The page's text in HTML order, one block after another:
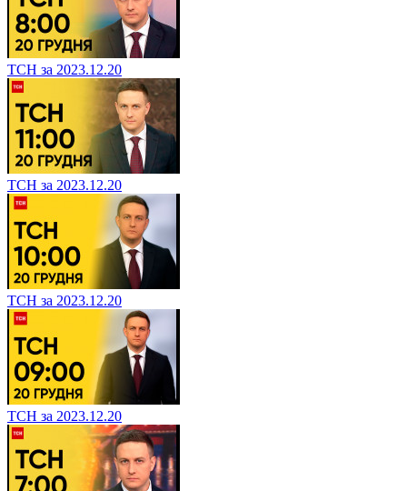
ТСН за 2023.12.20
ТСН за 2023.12.20
ТСН за 2023.12.20
ТСН за 2023.12.20